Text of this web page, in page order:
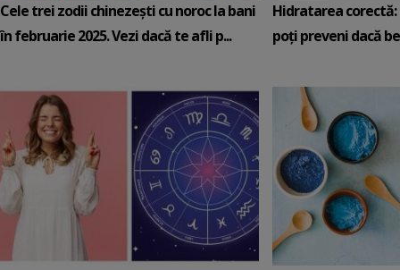
Cele trei zodii chinezești cu noroc la bani
în februarie 2025. Vezi dacă te afli p...
Hidratarea corectă:
poți preveni dacă